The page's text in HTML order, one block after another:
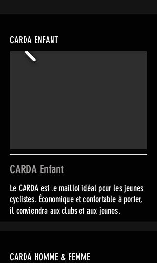
CARDA ENFANT
CARDA Enfant
Le CARDA est le maillot idéal pour les jeunes
cyclistes. Économique et confortable à porter,
il conviendra aux clubs et aux jeunes.
CARDA HOMME & FEMME